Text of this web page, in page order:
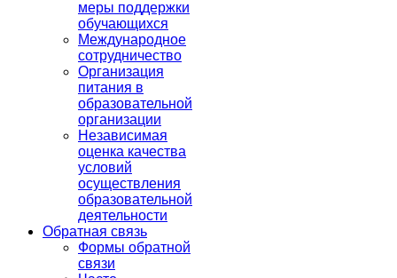
меры поддержки
обучающихся
Международное
сотрудничество
Организация
питания в
образовательной
организации
Независимая
оценка качества
условий
осуществления
образовательной
деятельности
Обратная связь
Формы обратной
связи